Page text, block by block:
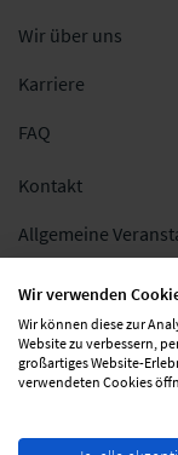
Wir über uns
Karriere
FAQ
Kontakt
Allgemeine
Datenschutz
Folgen Sie uns
Wir verwenden
Wir können diese zur
Website zu verbessern,
großartiges Website-
verwendeten Cookies